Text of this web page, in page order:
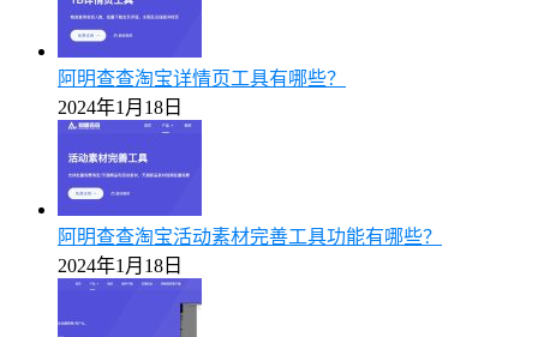
阿明查查淘宝详情页工具有哪些？
2024年1月18日
阿明查查淘宝活动素材完善工具功能有哪些？
2024年1月18日